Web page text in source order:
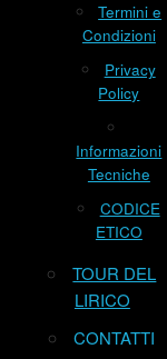
Termini e
Condizioni
Privacy
Policy
Informazioni
Tecniche
CODICE
ETICO
TOUR DEL
LIRICO
CONTATTI